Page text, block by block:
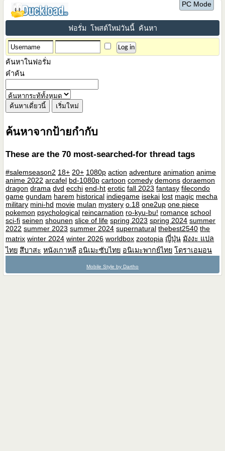
PC Mode
ฟอรั่ม โพสต์ใหม่วันนี้ ค้นหา
ค้นหาในฟอรั่ม
คำค้น
ค้นหาจากป้ายกำกับ
These are the 70 most-searched-for thread tags
#salemseason2 18+ 20+ 1080p action adventure animation anime
anime 2022 arcafel bd-1080p cartoon comedy demons doraemon
dragon drama dvd ecchi end-ht erotic fall 2023 fantasy filecondo
game gundam harem historical indiegame isekai lost magic mecha
military mini-hd movie mulan mystery o.18 one2up one piece
pokemon psychological reincarnation ro-kyu-bu! romance school
sci-fi seinen shounen slice of life spring 2023 spring 2024 summer
2022 summer 2023 summer 2024 supernatural thebest2540 the
matrix winter 2024 winter 2026 worldbox zootopia ญี่ปุ่น มังงะ แปล
ไทย สึบาสะ หนังเกาหลี อนิเมะซับไทย อนิเมะพากย์ไทย โดราเอมอน
Mobile Style by Dartho